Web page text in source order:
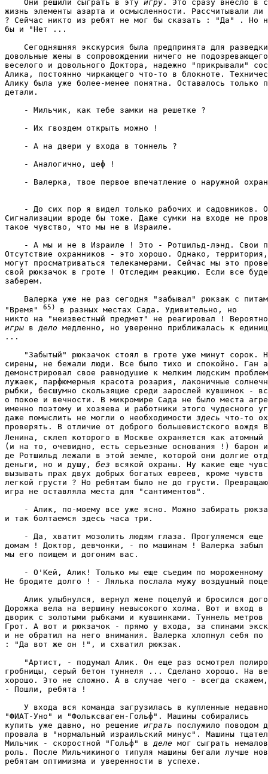
Они решили сыграть в эту игру . Это сразу внесло в
жизнь элементы азарта и осмысленности. Рассчитывали
? Сейчас никто из ребят не мог бы сказать : "Да" . Но
бы и "Нет ...
Сегодняшняя экскурсия была предпринята для
довольные жены в сопровождении ничего не
веселого и довольного Доктора, надежно "прикрывали"
Алика, постоянно чиркающего что-то в блокноте.
Алику была уже более-менее понятна. Оставалось только
детали.
- Мильчик, как тебе замки на решетке ?
- Их гвоздем открыть можно !
- А на двери у входа в тоннель ?
- Аналогично, шеф !
- До сих пор я видел только рабочих и садовников.
Сигнализации вроде бы тоже. Даже сумки на входе не
такое чувство, что мы не в Израиле.
- А мы и не в Израиле ! Это - Ротшильд-лэнд. Свои
Отсутствие охранников - это хорошо. Однако,
могут просматриваться телекамерами. Сейчас мы это
свой рюкзачок в гроте ! Отследим реакцию. Если все
заберем.
Валерка уже не раз сегодня "забывал" рюкзак с
"Время" 65) в разных местах Сада. Удивительно, но
игры в дело медленно, но уверенно приближалась к
...
"Забытый" рюкзачок стоял в гроте уже минут сорок.
сирены, не бежали люди. Все было тихо и спокойно. Ган
демонстрировал свое равнодушие к мелким людским
лужаек, парфюмерныя красота розария, лаконичные
рыбки, бесшумно скользящие среди зарослей кувшинок -
о покое и вечности. В микромире Сада не было места
именно поэтому и хозяева и работники этого чудесного
даже помыслить не могли о необходимости здесь что-то
проверять. В отличие от доброго большевистского вождя
Ленина, склеп которого в Москве охраняется как
(и на то, очевидно, есть серьезные основания !) барон и
де Ротшильд лежали в этой земле, которой они долгие
деньги, но и душу, без всякой охраны. Ну какие еще
вызывать прах двух добрых богатых евреев, кроме чувств
легкой грусти ? Но ребятам было не до грусти.
игра не оставляла места для "сантиментов".
- Алик, по-моему все уже ясно. Можно забирать
и так болтаемся здесь часа три.
- Да, хватит мозолить людям глаза. Прогуляемся
домам ! Доктор, девчонки, - по машинам ! Валерка забыл
мы его поищем и догоним вас.
- О'Кей, Алик! Только мы еще съедим по мороженному
Не бродите долго ! - Лялька послала мужу воздушный
Алик улыбнулся, вернул жене поцелуй и бросился
Дорожка вела на вершину невысокого холма. Вот и вход в
дворик с золотыми рыбками и кувшинками. Туннель метров
Грот. А вот и рюкзачок - прямо у входа, за спинами
и не обратил на него внимания. Валерка хлопнул себя по
: "Да вот же он !", и схватил рюкзак.
"Артист, - подумал Алик. Он еще раз осмотрел
гробницы, серый бетон туннеля ... Сделано хорошо. На
хорошо. Это не сложно. А в случае чего - всегда
- Пошли, ребята !
У входа вся команда загрузилась в купленные недавно
"ФИАТ-Уно" и "Фольксваген-Гольф". Машины собирались
купить уже давно, но решение играть послужило поводом
провала в "нормальный израильский минус". Машины
Мильчик - скоростной "Гольф" в деле мог сыграть
роль. После Мильчикиного типуля машины бегали лучше
ребятам оптимизма и уверенности в успехе.